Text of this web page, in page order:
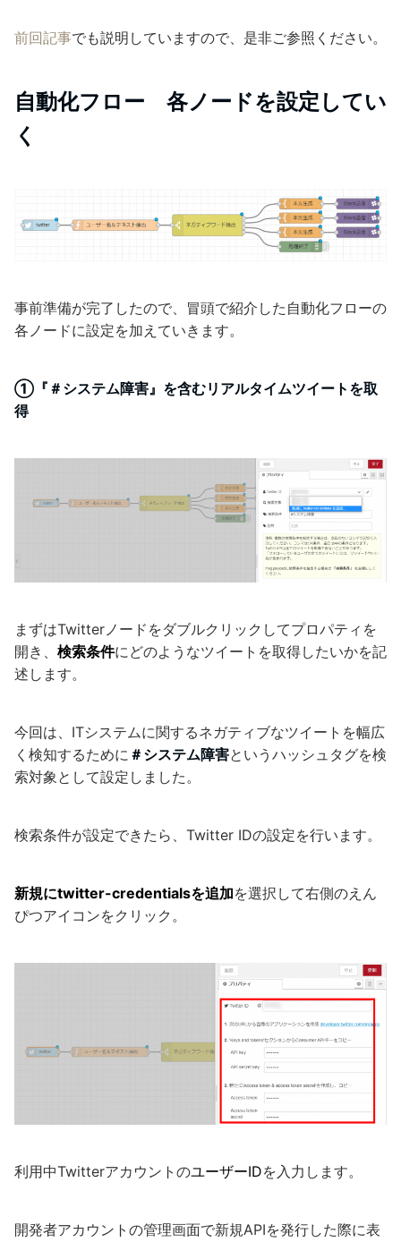
前回記事でも説明していますので、是非ご参照ください。
自動化フロー 各ノードを設定してい
く
事前準備が完了したので、冒頭で紹介した自動化フローの
各ノードに設定を加えていきます。
①『＃システム障害』を含むリアルタイムツイートを取
得
まずはTwitterノードをダブルクリックしてプロパティを
開き、 検索条件にどのようなツイートを取得したいかを記
述します。
今回は、ITシステムに関するネガティブなツイートを幅広
く検知するために ＃システム障害というハッシュタグを検
索対象として設定しました。
検索条件が設定できたら、Twitter IDの設定を行います。
新規にtwitter-credentialsを追加を選択して右側のえん
ぴつアイコンをクリック。
利用中TwitterアカウントのユーザーIDを入力します。
開発者アカウントの管理画面で新規APIを発行した際に表